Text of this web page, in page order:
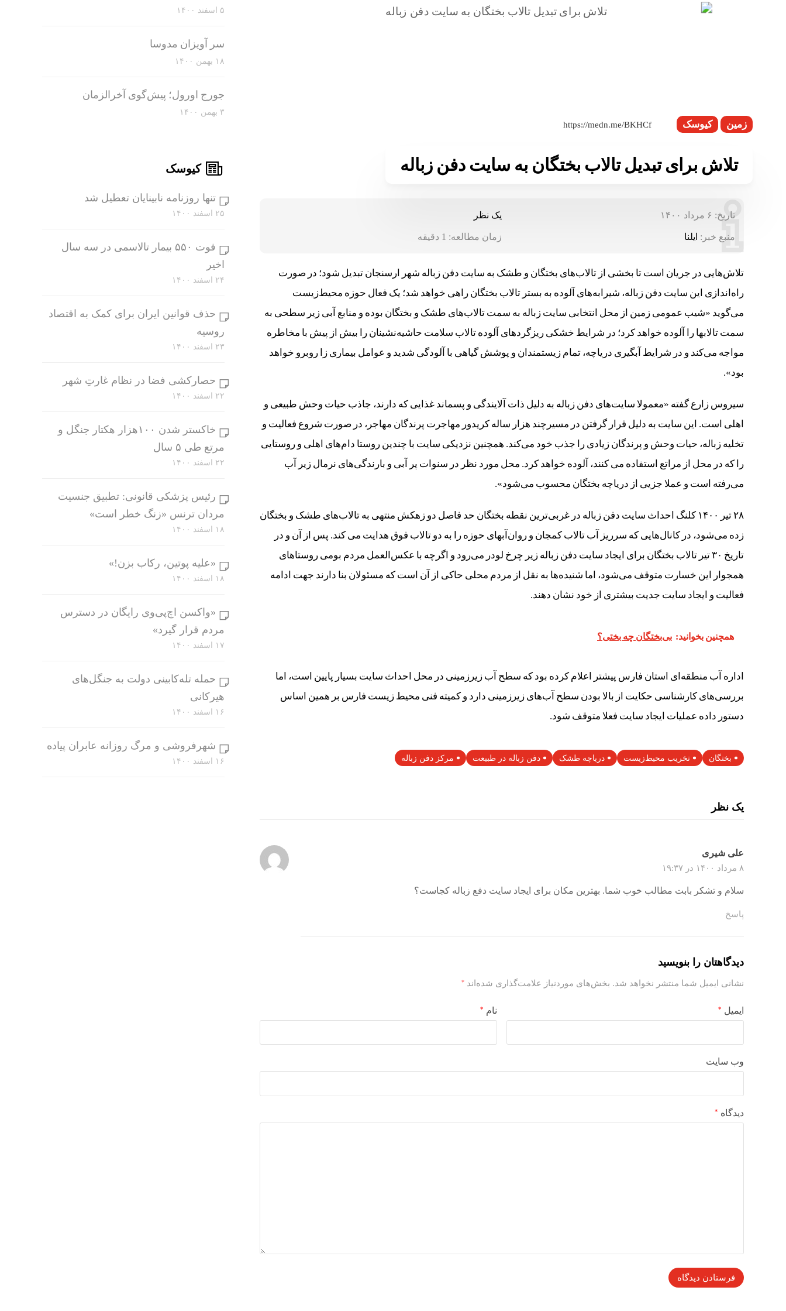
زمین کیوسک
تلاش برای تبدیل تالاب بختگان به سایت دفن زباله
تاریخ: ۶ مرداد ۱۴۰۰ یک نظر
منبع خبر: ایلنا زمان مطالعه: 1 دقیقه
تلاش‌هایی در جریان است تا بخشی از تالاب‌های بختگان و طشک به سایت دفن زباله شهر ارسنجان تبدیل شود؛ در صورت
راه‌اندازی این سایت دفن زباله، شیرابه‌های آلوده به بستر تالاب بختگان راهی خواهد شد؛ یک فعال حوزه محیط‌زیست
می‌گوید «شیب عمومی زمین از محل انتخابی سایت زباله به سمت تالاب‌های طشک و بختگان بوده و منابع آبی زیر سطحی به
سمت تالابها را آلوده خواهد کرد؛ در شرایط خشکی ریزگردهای آلوده تالاب سلامت حاشیه‌نشینان را بیش از پیش با مخاطره
مواجه می‌کند و در شرایط آبگیری دریاچه، تمام زیستمندان و پوشش گیاهی با آلودگی شدید و عوامل بیماری زا روبرو خواهد
بود».
سیروس زارع گفته «معمولا سایت‌های دفن زباله به دلیل ذات آلایندگی و پسماند غذایی که دارند، جاذب حیات وحش طبیعی و
اهلی است. این سایت به دلیل قرار گرفتن در مسیرچند هزار ساله کریدور مهاجرت پرندگان مهاجر، در صورت شروع فعالیت و
تخلیه زباله، حیات وحش و پرندگان زیادی را جذب خود می‌کند. همچنین نزدیکی سایت با چندین روستا دام‌های اهلی و روستایی
را که در محل از مراتع استفاده می کنند، آلوده خواهد کرد. محل مورد نظر در سنوات پر آبی و بارندگی‌های نرمال زیر آب
می‌رفته است و عملا جزیی از دریاچه بختگان محسوب می‌شود».
۲۸ تیر ۱۴۰۰ کلنگ احداث سایت دفن زباله در غربی‌ترین نقطه بختگان حد فاصل دو زهکش منتهی به تالاب‌های طشک و بختگان
زده می‌شود، در کانال‌هایی که سرریز آب تالاب کمجان و روان‌آبهای حوزه را به دو تالاب فوق هدایت می کند. پس از آن و در
تاریخ ۳۰ تیر تالاب بختگان برای ایجاد سایت دفن زباله زیر چرخ لودر می‌رود و اگرچه با عکس‌العمل مردم بومی روستاهای
همجوار این خسارت متوقف می‌شود، اما شنیده‌ها به نقل از مردم محلی حاکی از آن است که مسئولان بنا دارند جهت ادامه
فعالیت و ایجاد سایت جدیت بیشتری از خود نشان دهند.
همچنین بخوانید: بی‌بختگان چه بختی؟
اداره آب منطقه‌ای استان فارس پیشتر اعلام کرده بود که سطح آب زیرزمینی در محل احداث سایت بسیار پایین است، اما
بررسی‌های کارشناسی حکایت از بالا بودن سطح آب‌های زیرزمینی دارد و کمیته فنی محیط زیست فارس بر همین اساس
دستور داده عملیات ایجاد سایت فعلا متوقف شود.
بختگان تخریب محیط‌زیست دریاچه طشک دفن زباله در طبیعت مرکز دفن زباله
یک نظر
علی شیری
۸ مرداد ۱۴۰۰ در ۱۹:۳۷
سلام و تشکر بابت مطالب خوب شما. بهترین مکان برای ایجاد سایت دفع زباله کجاست؟
پاسخ
دیدگاهتان را بنویسید
نشانی ایمیل شما منتشر نخواهد شد. بخش‌های موردنیاز علامت‌گذاری شده‌اند *
نام * ایمیل *
وب‌ سایت
دیدگاه *
۵ اسفند ۱۴۰۰
سر آویزان مدوسا
۱۸ بهمن ۱۴۰۰
جورج اورول؛ پیش‌گوی آخرالزمان
۳ بهمن ۱۴۰۰
کیوسک
تنها روزنامه نابینایان تعطیل شد
۲۵ اسفند ۱۴۰۰
فوت ۵۵۰ بیمار تالاسمی در سه سال
اخیر
۲۴ اسفند ۱۴۰۰
حذف قوانین ایران برای کمک به اقتصاد
روسیه
۲۳ اسفند ۱۴۰۰
حصارکشی فضا در نظام غارتِ شهر
۲۲ اسفند ۱۴۰۰
خاکستر شدن ۱۰۰هزار هکتار جنگل و
مرتع طی ۵ سال
۲۲ اسفند ۱۴۰۰
رئیس پزشکی قانونی: تطبیق جنسیت
مردان ترنس «زنگ خطر است»
۱۸ اسفند ۱۴۰۰
«علیه پوتین، رکاب بزن!»
۱۸ اسفند ۱۴۰۰
«واکسن اچ‌پی‌وی رایگان در دسترس
مردم قرار گیرد»
۱۷ اسفند ۱۴۰۰
حمله تله‌کابینی دولت به جنگل‌های
هیرکانی
۱۶ اسفند ۱۴۰۰
شهرفروشی و مرگ روزانه عابران پیاده
۱۶ اسفند ۱۴۰۰